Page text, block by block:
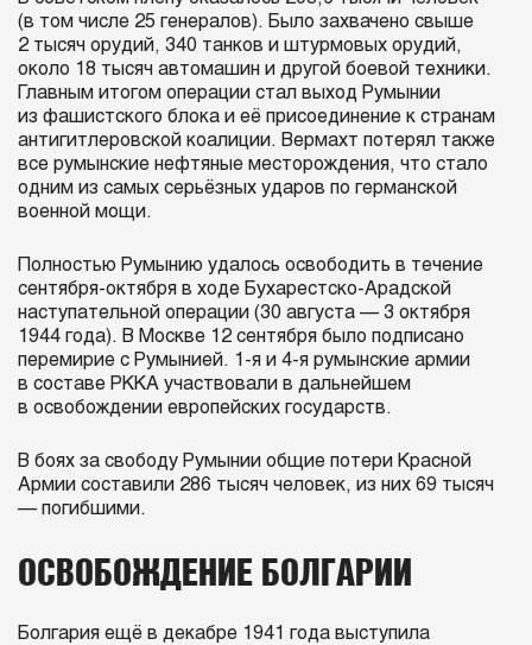
(в том числе 25 генералов). Было захвачено свыше
2 тысяч орудий, 340 танков и штурмовых орудий,
около 18 тысяч автомашин и другой боевой техники.
Главным итогом операции стал выход Румынии
из фашистского блока и её присоединение к странам
антигитлеровской коалиции. Вермахт потерял также
все румынские нефтяные месторождения, что стало
одним из самых серьёзных ударов по германской
военной мощи.
Полностью Румынию удалось освободить в течение
сентября-октября в ходе Бухарестско-Арадской
наступательной операции (30 августа — 3 октября
1944 года). В Москве 12 сентября было подписано
перемирие с Румынией. 1-я и 4-я румынские армии
в составе РККА участвовали в дальнейшем
в освобождении европейских государств.
В боях за свободу Румынии общие потери Красной
Армии составили 286 тысяч человек, из них 69 тысяч
— погибшими.
ОСВОБОЖДЕНИЕ БОЛГАРИИ
Болгария ещё в декабре 1941 года выступила